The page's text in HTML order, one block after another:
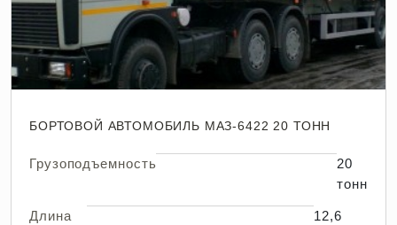
БОРТОВОЙ АВТОМОБИЛЬ МАЗ-6422 20 ТОНН
Грузоподъемность
20
тонн
Длина
12,6